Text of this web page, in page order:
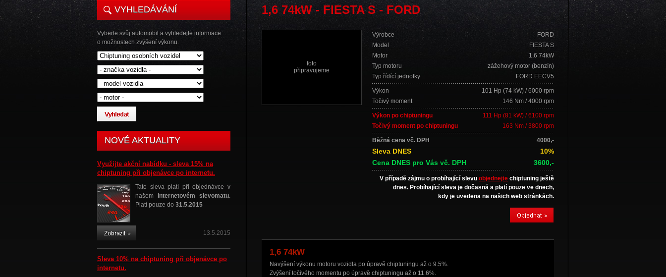
VYHLEDÁVÁNÍ
Vyberte svůj automobil a vyhledejte informace
o možnostech zvýšení výkonu.
NOVÉ AKTUALITY
Využijte akční nabídku - sleva 15% na
chiptuning při objenávce po internetu.
Tato sleva platí při objednávce v
našem internetovém slevomatu.
Platí pouze do 31.5.2015
13.5.2015
Sleva 10% na chiptuning při objenávce po
internetu.
1,6 74kW - FIESTA S - FORD
Výrobce
FORD
Model
FIESTA S
Motor
1,6 74kW
Typ motoru
zážehový motor (benzín)
Typ řídící jednotky
FORD EECV5
Výkon
101 Hp (74 kW) / 6000 rpm
Točivý moment
146 Nm / 4000 rpm
Výkon po chiptuningu
111 Hp (81 kW) / 6100 rpm
Točivý moment po chiptuningu
163 Nm / 3800 rpm
Běžná cena vč. DPH 4000,-
Sleva DNES
10%
Cena DNES pro Vás vč. DPH
3600,-
V případě zájmu o probíhající slevu objednejte chiptuning ještě
dnes. Probíhající sleva je dočasná a platí pouze ve dnech,
kdy je uvedena na našich web stránkách.
foto
připravujeme
1,6 74kW
Navýšení výkonu motoru vozidla po úpravě chiptuningu až o 9.5%.
Zvýšení točivého momentu po úpravě chiptuningu až o 11.6%.